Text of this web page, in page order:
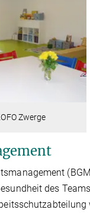
Zwerge
des